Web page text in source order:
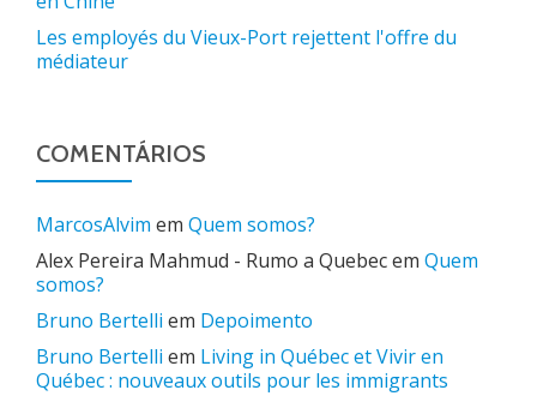
Les employés du Vieux-Port rejettent l'offre du
médiateur
COMENTÁRIOS
MarcosAlvim em Quem somos?
Alex Pereira Mahmud - Rumo a Quebecem Quem
somos?
Bruno Bertelli em Depoimento
Bruno Bertelli em Living in Québec et Vivir en
Québec : nouveaux outils pour les immigrants